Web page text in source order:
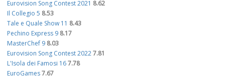
Eurovision Song Contest 2021 8.62
Il Collegio 5 8.53
Tale e Quale Show 11 8.43
Pechino Express 9 8.17
MasterChef 9 8.03
Eurovision Song Contest 20227.81
L'Isola dei Famosi 167.78
EuroGames7.67